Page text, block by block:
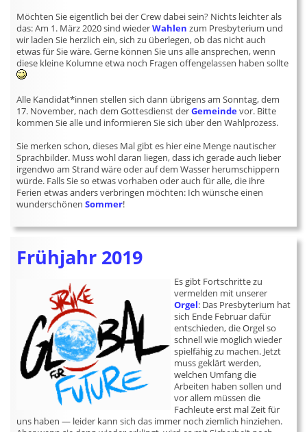
Möchten Sie eigentlich bei der Crew dabei sein? Nichts leichter als
das: Am 1. März 2020 sind wiederWahlen zum Presbyterium und
wir laden Sie herzlich ein, sich zu überlegen, ob das nicht auch
etwas für Sie wäre. Gerne können Sie uns alle ansprechen, wenn
diese kleine Kolumne etwa noch Fragen offengelassen haben sollte
Alle Kandidat*innen stellen sich dann übrigens am Sonntag, dem
17. November, nach dem Gottesdienst derGemeindevor. Bitte
kommen Sie alle und informieren Sie sich über den Wahlprozess.
Sie merken schon, dieses Mal gibt es hier eine Menge nautischer
Sprachbilder. Muss wohl daran liegen, dass ich gerade auch lieber
irgendwo am Strand wäre oder auf dem Wasser herumschippern
würde. Falls Sie so etwas vorhaben oder auch für alle, die ihre
Ferien etwas anders verbringen möchten: Ich wünsche einen
wunderschönenSommer!
Frühjahr 2019
Es gibt Fortschritte zu
vermelden mit unserer
Orgel: Das Presbyterium hat
sich Ende Februar dafür
entschieden, die Orgel so
schnell wie möglich wieder
spielfähig zu machen. Jetzt
muss geklärt werden,
welchen Umfang die
Arbeiten haben sollen und
vor allem müssen die
Fachleute erst mal Zeit für
uns haben — leider kann sich das immer noch ziemlich hinziehen.